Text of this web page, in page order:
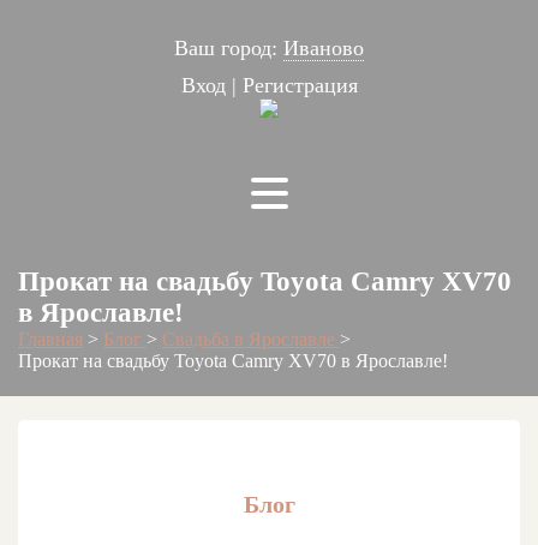
Ваш город: Иваново
Вход| Регистрация
Прокат на свадьбу Toyota Camry XV70
в Ярославле!
Главная > Блог > Свадьба в Ярославле >
Прокат на свадьбу Toyota Camry XV70 в Ярославле!
Блог